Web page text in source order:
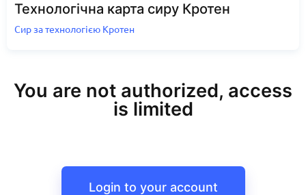
Технологічна карта сиру Кротен
Сир за технологією Кротен
You are not authorized, access
is limited
Login to your account